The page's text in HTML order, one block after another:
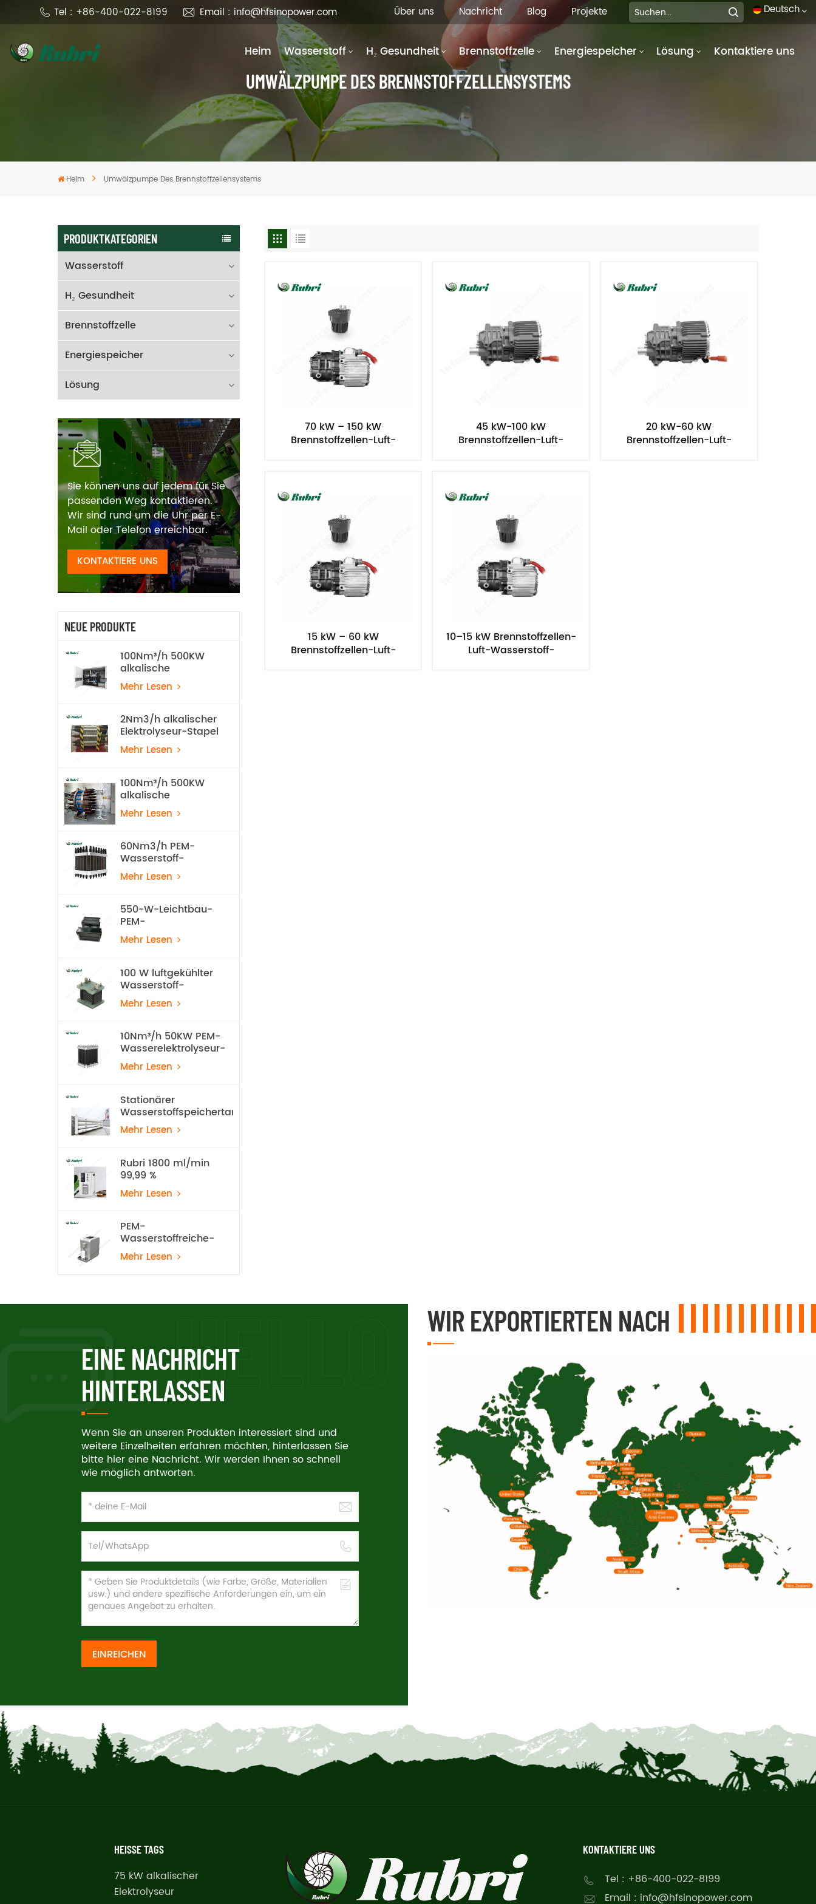
Tel : +86-400-022-8199 Email : info@hfsinopower.com Deutsch
Über uns Nachricht Blog Projekte
Heim Wasserstoff H₂ Gesundheit Brennstoffzelle Energiespeicher Lösung Kontaktiere uns
UMWÄLZPUMPE DES BRENNSTOFFZELLENSYSTEMS
Heim Umwälzpumpe Des Brennstoffzellensystems
PRODUKTKATEGORIEN
Wasserstoff
H₂ Gesundheit
Brennstoffzelle
Energiespeicher
Lösung
Sie können uns auf jedem für Sie
passenden Weg kontaktieren.
Wir sind rund um die Uhr per E-
Mail oder Telefon erreichbar.
KONTAKTIERE UNS
NEUE PRODUKTE
100Nm³/h 500KW
alkalische
Wasserelektrolyse-
Wasserstoff-
Produktionsanlage
Mehr Lesen
2Nm3/h alkalischer
Elektrolyseur-Stapel
Mehr Lesen
100Nm³/h 500KW
alkalische
Wasserstoff-
Wasserelektrolyse-
Ausrüstung
Mehr Lesen
60Nm3/h PEM-
Wasserstoff-
Elektrolyseur-Stapel
Mehr Lesen
550-W-Leichtbau-
PEM-
Wasserstoffbrennstoffzelle
für UAVs
Mehr Lesen
100 W luftgekühlter
Wasserstoff-
Brennstoffzellenstapel
Mehr Lesen
10Nm³/h 50KW PEM-
Wasserelektrolyseur-
Wasserstoff-
Produktionsanlage
Mehr Lesen
Stationärer
Wasserstoffspeichertank
mit 20 MPa
Mehr Lesen
Rubri 1800 ml/min
99,99 %
Wasserstoff-
Inhalationsgerät
Mehr Lesen
PEM-
Wasserstoffreiche-
Wasser-Maschine
Mehr Lesen
70 kW – 150 kW
Brennstoffzellen-Luft-
45 kW-100 kW
Brennstoffzellen-Luft-
20 kW-60 kW
Brennstoffzellen-Luft-
15 kW – 60 kW
Brennstoffzellen-Luft-
10–15 kW Brennstoffzellen-
Luft-Wasserstoff-
EINE NACHRICHT
HINTERLASSEN
Wenn Sie an unseren Produkten interessiert sind und
weitere Einzelheiten erfahren möchten, hinterlassen Sie
bitte hier eine Nachricht. Wir werden Ihnen so schnell
wie möglich antworten.
EINREICHEN
WIR EXPORTIERTEN NACH
HEISSE TAGS
75 kW alkalischer
Elektrolyseur
KONTAKTIERE UNS
Tel : +86-400-022-8199
Email : info@hfsinopower.com